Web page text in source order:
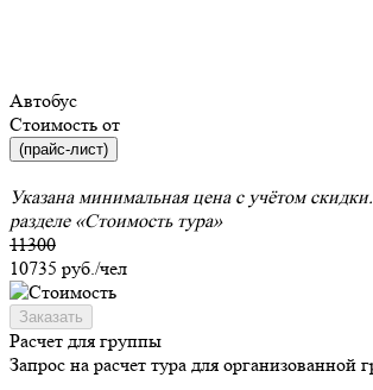
Автобус
Стоимость от
(прайс-лист)
Указана минимальная цена с учётом
разделе «Стоимость тура»
11300
10735 руб./чел
Заказать
Расчет для группы
Запрос на расчет тура для организованной